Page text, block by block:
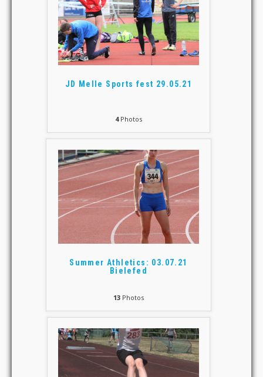
JD Melle Sports fest 29.05.21
4Photos
Summer Athletics: 03.07.21
Bielefed
13 Photos